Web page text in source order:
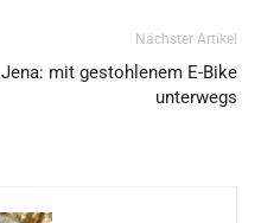
Nächster Artikel
Jena: mit gestohlenem E-Bike
unterwegs